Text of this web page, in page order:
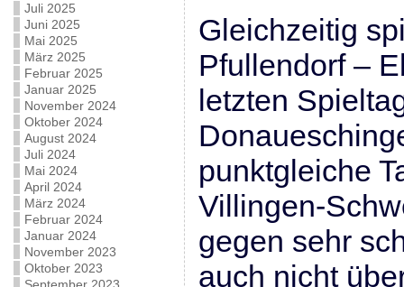
Juli 2025
Juni 2025
Mai 2025
März 2025
Februar 2025
Januar 2025
November 2024
Oktober 2024
August 2024
Juli 2024
Mai 2024
April 2024
März 2024
Februar 2024
Januar 2024
November 2023
Oktober 2023
Gleichzeitig
Pfullendorf –
letzten
punktgleiche
Villingen-
gegen sehr
auch nicht